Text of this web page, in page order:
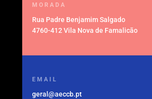
MORADA
Rua Padre Benjamim Salgado
4760-412 Vila Nova de Famalicão
EMAIL
geral@aeccb.pt